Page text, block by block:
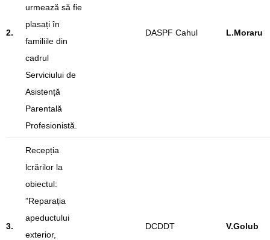
2.
urmează să fie
plasați în
familiile din
cadrul
Serviciului de
Asistență
Parentală
Profesionistă.
DASPF Cahul L.Moraru
3.
Recepția
lcrărilor la
obiectul:
”Reparația
apeductului
exterior,
DCDDT V.Golub